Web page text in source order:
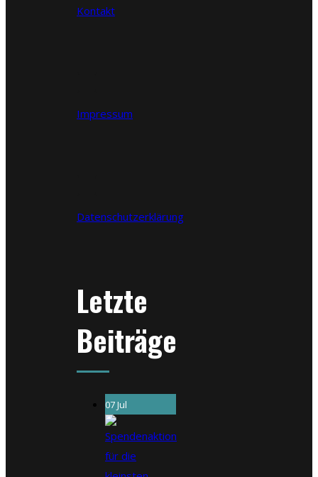
Kontakt
Impressum
Datenschutzerklärung
Letzte
Beiträge
07 Jul